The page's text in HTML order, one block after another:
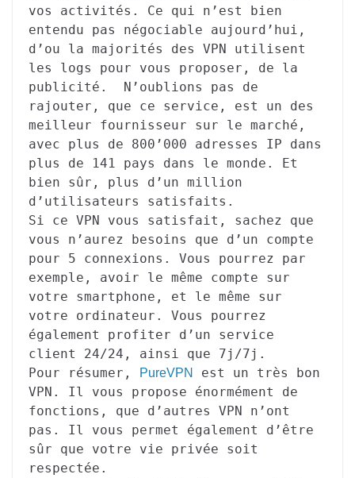
vos activités. Ce qui n’est bien
entendu pas négociable aujourd’hui,
d’ou la majorités des VPN utilisent
les logs pour vous proposer, de la
publicité. N’oublions pas de
rajouter, que ce service, est un des
meilleur fournisseur sur le marché,
avec plus de 800’000 adresses IP dans
plus de 141 pays dans le monde. Et
bien sûr, plus d’un million
d’utilisateurs satisfaits.
Si ce VPN vous satisfait, sachez que
vous n’aurez besoins que d’un compte
pour 5 connexions. Vous pourrez par
exemple, avoir le même compte sur
votre smartphone, et le même sur
votre ordinateur. Vous pourrez
également profiter d’un service
client 24/24, ainsi que 7j/7j.
Pour résumer,
PureVPN
est un très bon
VPN. Il vous propose énormément de
fonctions, que d’autres VPN n’ont
pas. Il vous permet également d’être
sûr que votre vie privée soit
respectée.